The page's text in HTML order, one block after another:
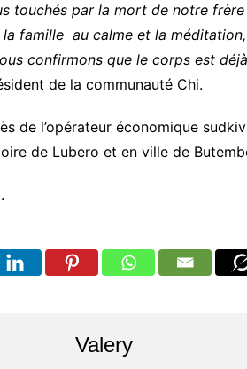
touchés par la mort de notre
famille au calme et la
confirmons que le corps est
de la communauté Chi.
de l’opérateur économique
de Lubero et en ville de
Valery